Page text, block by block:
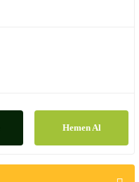
Hemen Al